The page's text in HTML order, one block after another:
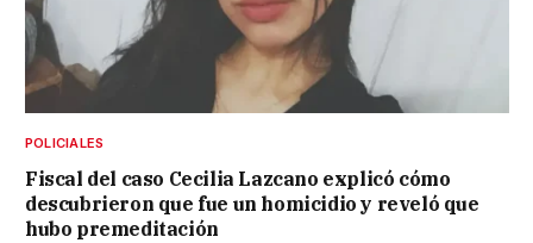
POLICIALES
Fiscal del caso Cecilia Lazcano explicó cómo
descubrieron que fue un homicidio y reveló que
hubo premeditación